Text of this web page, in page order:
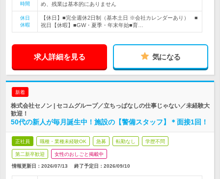
時間
め、残業は基本的にありません
休日
休暇
【休日】■完全週休2日制（基本土日 ※会社カレンダーあり） ■
祝日【休暇】■GW・夏季・年末年始■育…
求人詳細を見る 気になる
新着
株式会社セノン | セコムグループ／立ちっぱなしの仕事じゃない／未経験大
歓迎！
50代の新人が毎月誕生中！施設の【警備スタッフ】＊面接1回！
正社員 職種・業種未経験OK 急募 転勤なし 学歴不問
第二新卒歓迎 女性のおしごと掲載中
情報更新日：2026/07/13 終了予定日： 2026/09/10